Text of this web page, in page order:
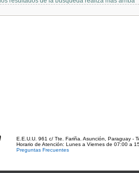
E.E.U.U. 961 c/ Tte. Fariña. Asunción, Paraguay -
Horario de Atención: Lunes a Viernes de 07:00 a
Preguntas Frecuentes